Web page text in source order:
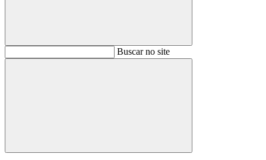
BuscarBuscar no site
Buscar